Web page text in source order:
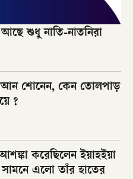
শুধু নাতি-নাতনিরা
শোনেন, কেন তোলপাড়
?
করেছিলেন ইয়াহইয়া
এলো তাঁর হাতের